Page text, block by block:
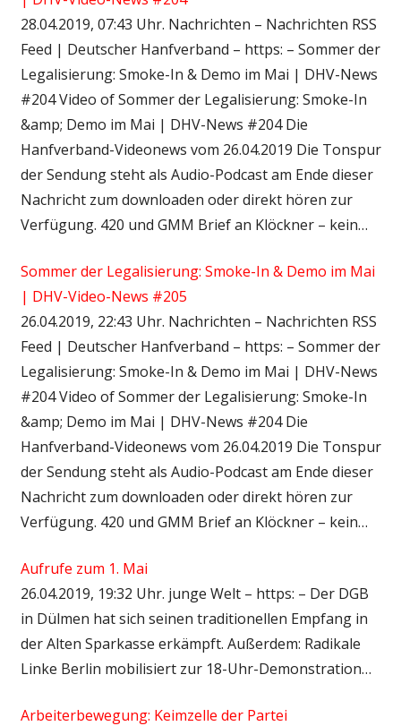
28.04.2019, 07:43 Uhr. Nachrichten – Nachrichten RSS
Feed | Deutscher Hanfverband – https: – Sommer der
Legalisierung: Smoke-In & Demo im Mai | DHV-News
#204 Video of Sommer der Legalisierung: Smoke-In
&amp; Demo im Mai | DHV-News #204 Die
Hanfverband-Videonews vom 26.04.2019 Die Tonspur
der Sendung steht als Audio-Podcast am Ende dieser
Nachricht zum downloaden oder direkt hören zur
Verfügung. 420 und GMM Brief an Klöckner – kein…
Sommer der Legalisierung: Smoke-In & Demo im Mai
| DHV-Video-News #205
26.04.2019, 22:43 Uhr. Nachrichten – Nachrichten RSS
Feed | Deutscher Hanfverband – https: – Sommer der
Legalisierung: Smoke-In & Demo im Mai | DHV-News
#204 Video of Sommer der Legalisierung: Smoke-In
&amp; Demo im Mai | DHV-News #204 Die
Hanfverband-Videonews vom 26.04.2019 Die Tonspur
der Sendung steht als Audio-Podcast am Ende dieser
Nachricht zum downloaden oder direkt hören zur
Verfügung. 420 und GMM Brief an Klöckner – kein…
Aufrufe zum 1. Mai
26.04.2019, 19:32 Uhr. junge Welt – https: – Der DGB
in Dülmen hat sich seinen traditionellen Empfang in
der Alten Sparkasse erkämpft. Außerdem: Radikale
Linke Berlin mobilisiert zur 18-Uhr-Demonstration…
Arbeiterbewegung: Keimzelle der Partei